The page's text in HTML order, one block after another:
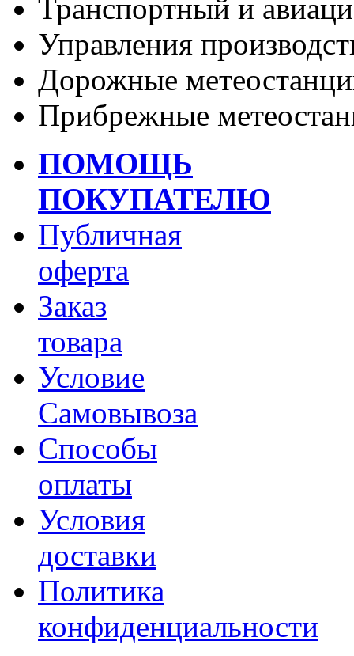
Транспортный и
Управления
Дорожные
Прибрежные
ПОМОЩЬ
ПОКУПАТЕЛЮ
Публичная
оферта
Заказ
товара
Условие
Самовывоза
Способы
оплаты
Условия
доставки
Политика
конфиденциальности